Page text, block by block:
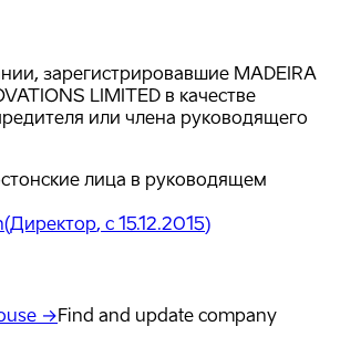
зарегистрировавшие MADEIRA
LIMITED в качестве
или члена руководящего
лица в руководящем
(Директор, с 15.12.2015)
→Find and update company